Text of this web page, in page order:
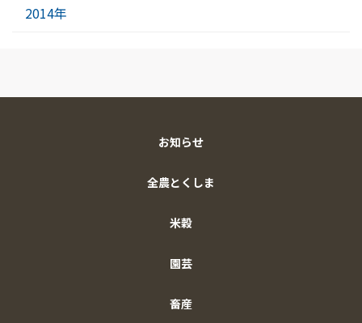
2014年
お知らせ
全農とくしま
米穀
園芸
畜産